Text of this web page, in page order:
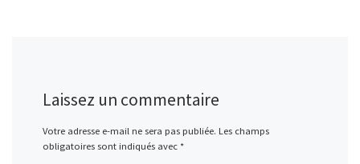
Laissez un commentaire
Votre adresse e-mail ne sera pas publiée. Les champs
obligatoires sont indiqués avec *